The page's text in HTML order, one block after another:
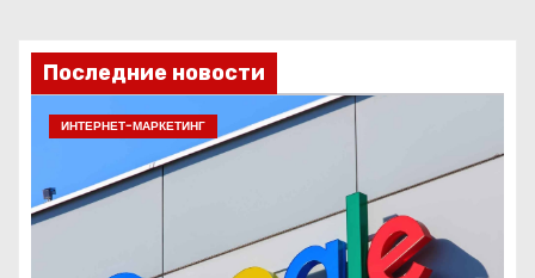
Последние новости
ИНТЕРНЕТ-МАРКЕТИНГ